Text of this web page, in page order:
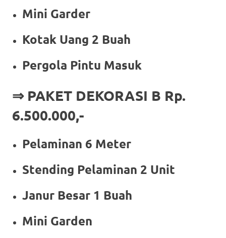
Mini Garder
Kotak Uang 2 Buah
Pergola Pintu Masuk
⇒ PAKET DEKORASI B Rp.
6.500.000,-
Pelaminan 6 Meter
Stending Pelaminan 2 Unit
Janur Besar 1 Buah
Mini Garden